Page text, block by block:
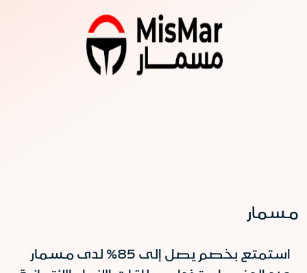
مسمار
استمتع بخصم يصل إلى 85% لدى مسمار